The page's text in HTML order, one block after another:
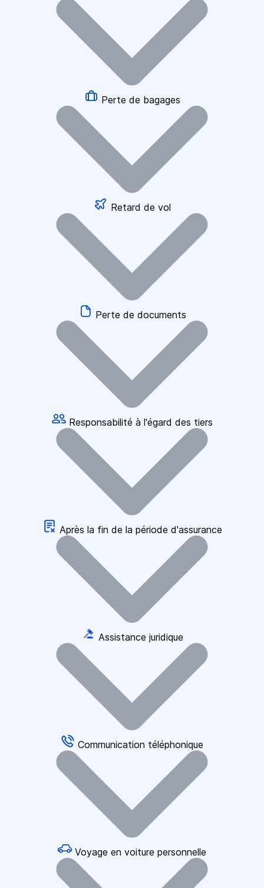
Perte de bagages
Retard de vol
Perte de documents
Responsabilité à l'égard des tiers
Après la fin de la période d'assurance
Assistance juridique
Communication téléphonique
Voyage en voiture personnelle